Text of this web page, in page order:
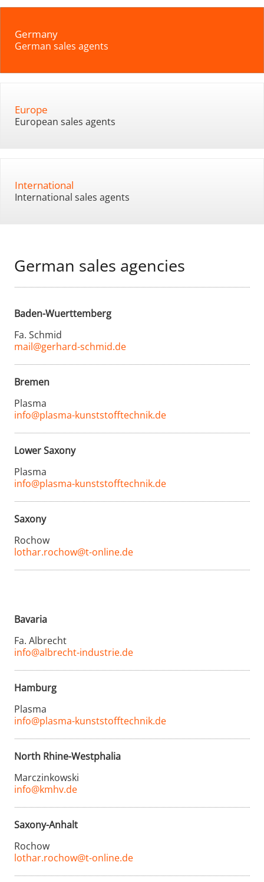
Germany
German sales agents
Europe
European sales agents
International
International sales agents
German sales agencies
Baden-Wuerttemberg
Fa. Schmid
mail@gerhard-schmid.de
Bremen
Plasma
info@plasma-kunststofftechnik.de
Lower Saxony
Plasma
info@plasma-kunststofftechnik.de
Saxony
Rochow
lothar.rochow@t-online.de
Bavaria
Fa. Albrecht
info@albrecht-industrie.de
Hamburg
Plasma
info@plasma-kunststofftechnik.de
North Rhine-Westphalia
Marczinkowski
info@kmhv.de
Saxony-Anhalt
Rochow
lothar.rochow@t-online.de